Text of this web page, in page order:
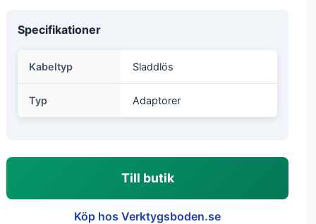
Specifikationer
Kabeltyp Sladdlös
Typ Adaptorer
Till butik
Köp hos Verktygsboden.se